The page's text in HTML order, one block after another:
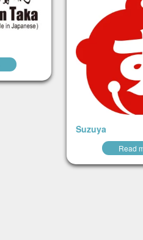
Suzuya
Read